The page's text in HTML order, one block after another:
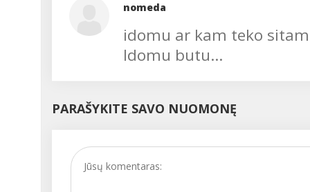
nomeda
idomu ar kam teko
Idomu butu...
PARAŠYKITE SAVO NUOMONĘ